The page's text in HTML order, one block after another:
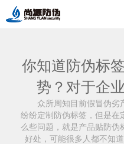
你知道防伪标
势？对于企
众所周知目前假冒伪劣
纷纷定制防伪标签，但是在
么些问题，就是产品贴防伪
好处，可能很多人都不知